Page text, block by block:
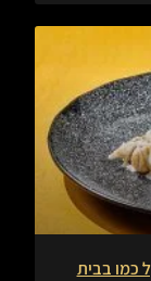
כמו בבית